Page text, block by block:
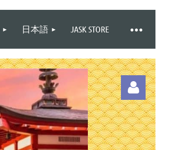
日本語 JASK STORE